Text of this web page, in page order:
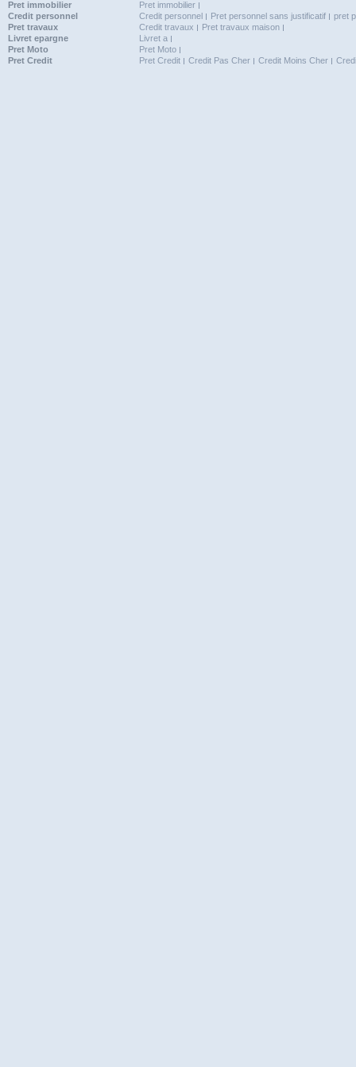
Pret immobilier
Pret immobilier
Credit personnel
Credit personnel Pret personnel sans justificatif
pret
Pret travaux
Credit travaux
Pret travaux maison
Livret epargne
Livret a
Pret Moto
Pret Moto
Pret Credit
Pret Credit Credit Pas Cher Credit Moins Cher